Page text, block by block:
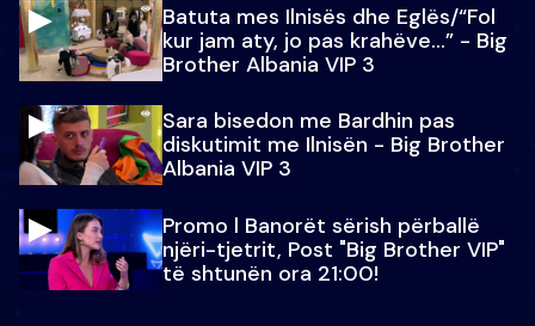
Batuta mes Ilnisës dhe Eglës/“Fol
kur jam aty, jo pas krahëve…” - Big
Brother Albania VIP 3
Sara bisedon me Bardhin pas
diskutimit me Ilnisën - Big Brother
Albania VIP 3
Promo l Banorët sërish përballë
njëri-tjetrit, Post "Big Brother VIP"
të shtunën ora 21:00!